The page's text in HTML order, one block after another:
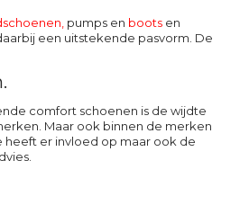
pumps en bootsen
een uitstekende pasvorm. De
comfort schoenen is de wijdte
Maar ook binnen de merken
er invloed op maar ook de